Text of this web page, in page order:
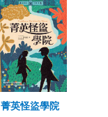
菁英怪盜學院